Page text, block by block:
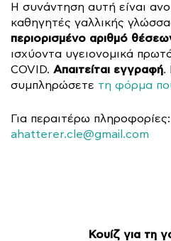
Η συνάντηση αυτή είναι
καθηγητές γαλλικής
περιορισμένο αριθμό
ισχύοντα υγειονομικά
COVID. Απαιτείται εγγραφή.
συμπληρώσετε τη φόρμα
Για περαιτέρω
ahatterer.cle@gmail.com
Κουίζ για τη